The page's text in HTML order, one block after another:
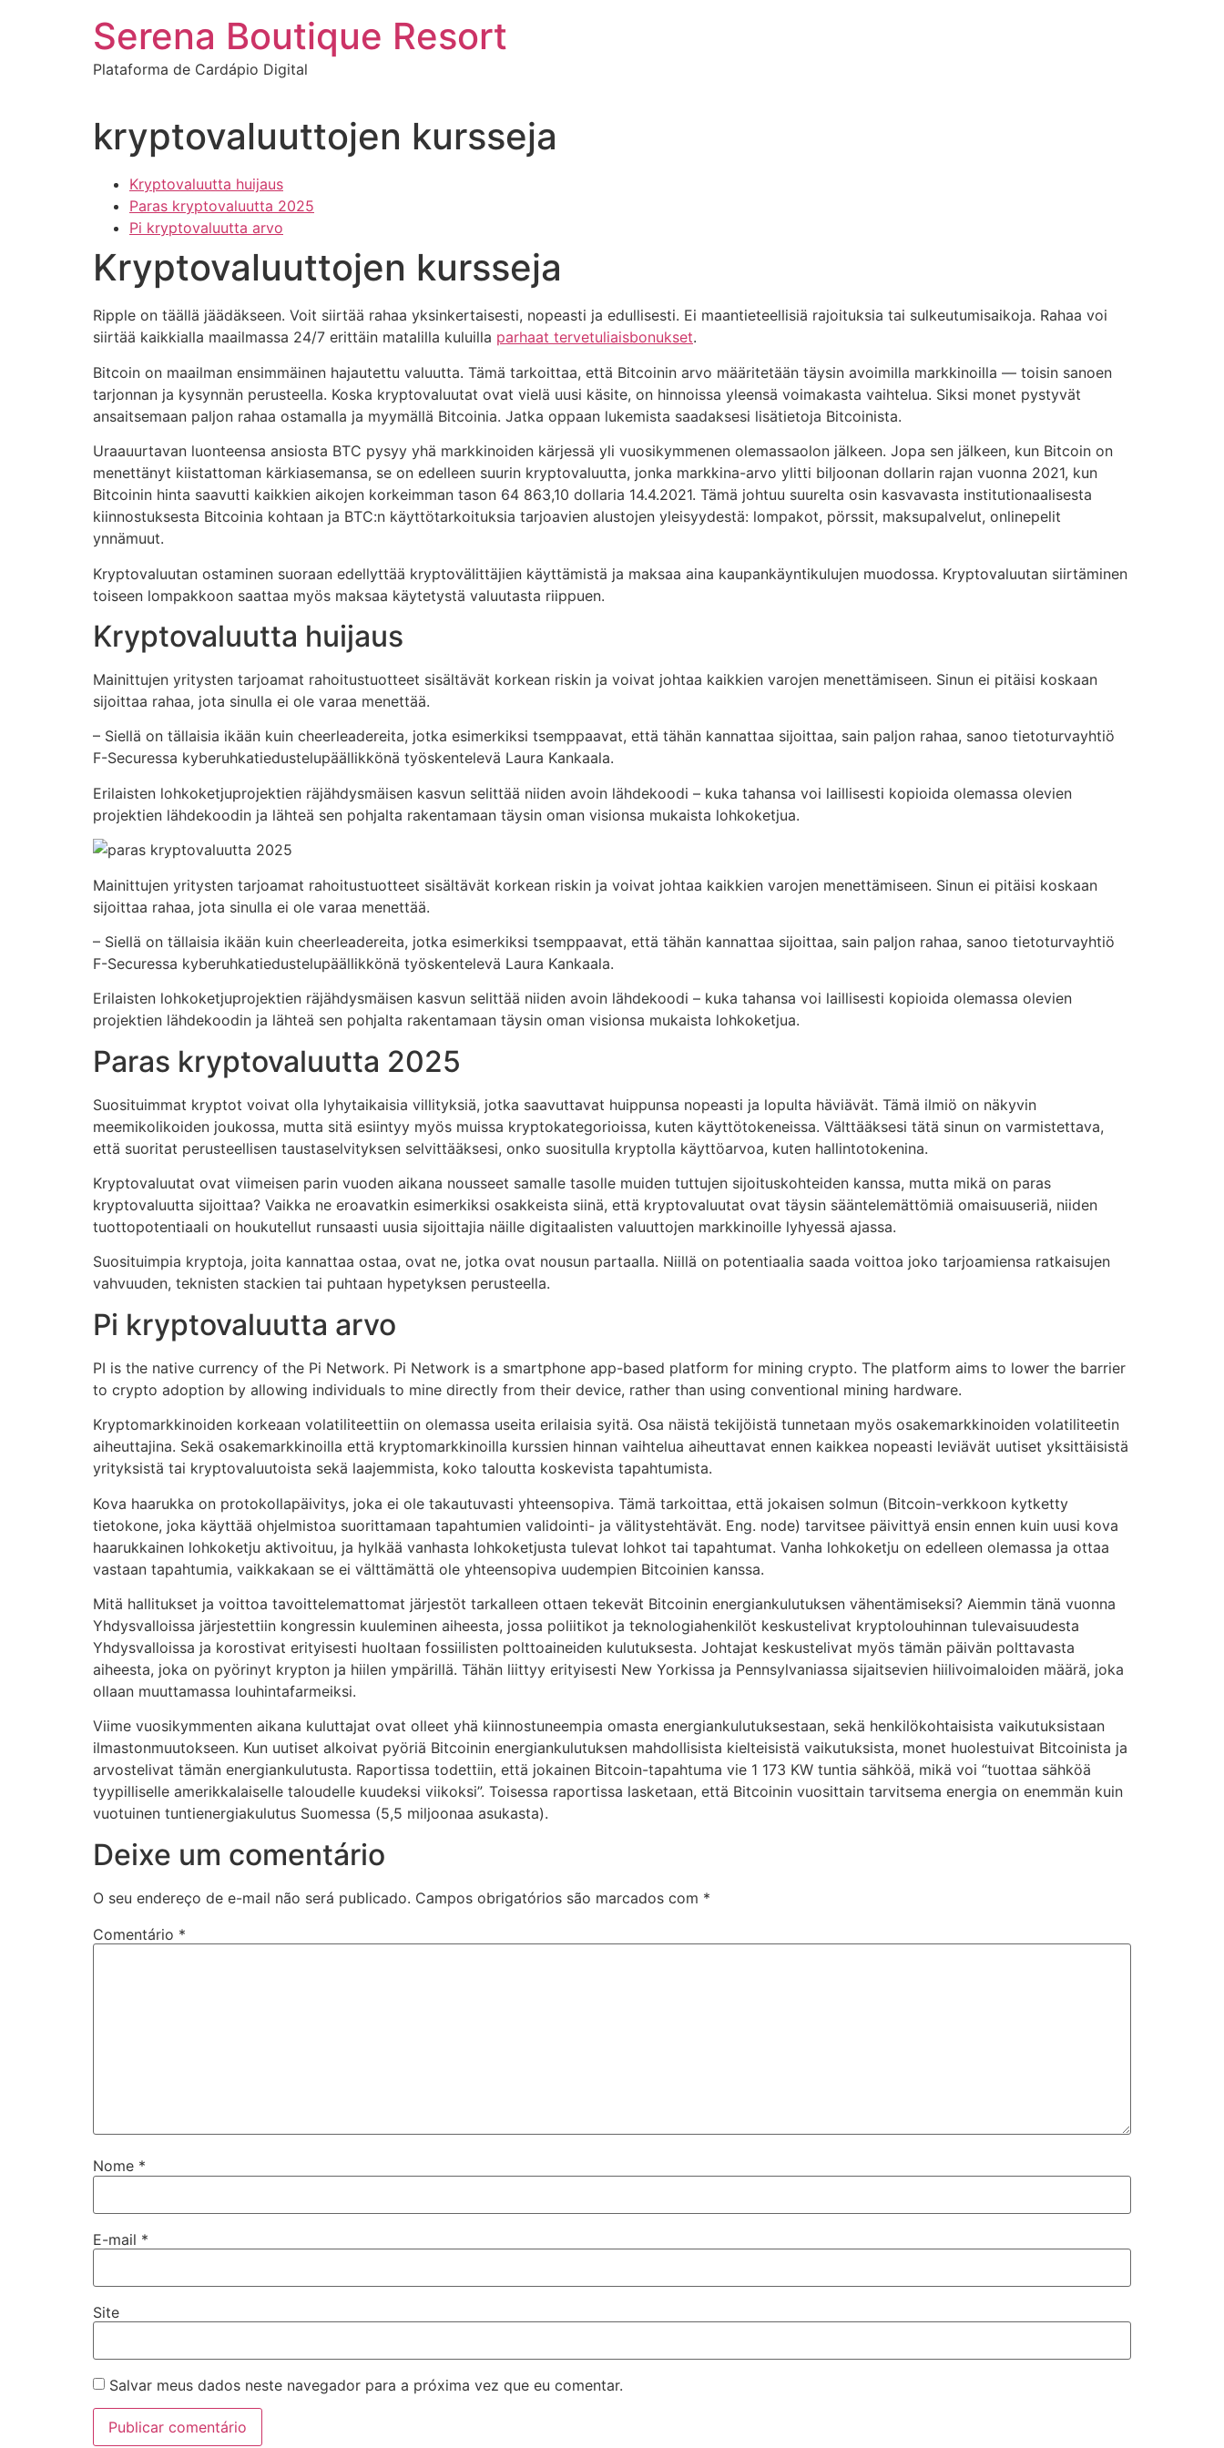
Serena Boutique Resort
Plataforma de Cardápio Digital
kryptovaluuttojen kursseja
Kryptovaluutta huijaus
Paras kryptovaluutta 2025
Pi kryptovaluutta arvo
Kryptovaluuttojen kursseja
Ripple on täällä jäädäkseen. Voit siirtää rahaa yksinkertaisesti, nopeasti ja edullisesti. Ei maantieteellisiä rajoituksia tai sulkeutumisaikoja. Rahaa voi
siirtää kaikkialla maailmassa 24/7 erittäin matalilla kuluilla parhaat tervetuliaisbonukset.
Bitcoin on maailman ensimmäinen hajautettu valuutta. Tämä tarkoittaa, että Bitcoinin arvo määritetään täysin avoimilla markkinoilla — toisin sanoen
tarjonnan ja kysynnän perusteella. Koska kryptovaluutat ovat vielä uusi käsite, on hinnoissa yleensä voimakasta vaihtelua. Siksi monet pystyvät
ansaitsemaan paljon rahaa ostamalla ja myymällä Bitcoinia. Jatka oppaan lukemista saadaksesi lisätietoja Bitcoinista.
Uraauurtavan luonteensa ansiosta BTC pysyy yhä markkinoiden kärjessä yli vuosikymmenen olemassaolon jälkeen. Jopa sen jälkeen, kun Bitcoin on
menettänyt kiistattoman kärkiasemansa, se on edelleen suurin kryptovaluutta, jonka markkina-arvo ylitti biljoonan dollarin rajan vuonna 2021, kun
Bitcoinin hinta saavutti kaikkien aikojen korkeimman tason 64 863,10 dollaria 14.4.2021. Tämä johtuu suurelta osin kasvavasta institutionaalisesta
kiinnostuksesta Bitcoinia kohtaan ja BTC:n käyttötarkoituksia tarjoavien alustojen yleisyydestä: lompakot, pörssit, maksupalvelut, onlinepelit
ynnämuut.
Kryptovaluutan ostaminen suoraan edellyttää kryptovälittäjien käyttämistä ja maksaa aina kaupankäyntikulujen muodossa. Kryptovaluutan siirtäminen
toiseen lompakkoon saattaa myös maksaa käytetystä valuutasta riippuen.
Kryptovaluutta huijaus
Mainittujen yritysten tarjoamat rahoitustuotteet sisältävät korkean riskin ja voivat johtaa kaikkien varojen menettämiseen. Sinun ei pitäisi koskaan
sijoittaa rahaa, jota sinulla ei ole varaa menettää.
– Siellä on tällaisia ikään kuin cheerleadereita, jotka esimerkiksi tsemppaavat, että tähän kannattaa sijoittaa, sain paljon rahaa, sanoo tietoturvayhtiö
F-Securessa kyberuhkatiedustelupäällikkönä työskentelevä Laura Kankaala.
Erilaisten lohkoketjuprojektien räjähdysmäisen kasvun selittää niiden avoin lähdekoodi – kuka tahansa voi laillisesti kopioida olemassa olevien
projektien lähdekoodin ja lähteä sen pohjalta rakentamaan täysin oman visionsa mukaista lohkoketjua.
Mainittujen yritysten tarjoamat rahoitustuotteet sisältävät korkean riskin ja voivat johtaa kaikkien varojen menettämiseen. Sinun ei pitäisi koskaan
sijoittaa rahaa, jota sinulla ei ole varaa menettää.
– Siellä on tällaisia ikään kuin cheerleadereita, jotka esimerkiksi tsemppaavat, että tähän kannattaa sijoittaa, sain paljon rahaa, sanoo tietoturvayhtiö
F-Securessa kyberuhkatiedustelupäällikkönä työskentelevä Laura Kankaala.
Erilaisten lohkoketjuprojektien räjähdysmäisen kasvun selittää niiden avoin lähdekoodi – kuka tahansa voi laillisesti kopioida olemassa olevien
projektien lähdekoodin ja lähteä sen pohjalta rakentamaan täysin oman visionsa mukaista lohkoketjua.
Paras kryptovaluutta 2025
Suosituimmat kryptot voivat olla lyhytaikaisia villityksiä, jotka saavuttavat huippunsa nopeasti ja lopulta häviävät. Tämä ilmiö on näkyvin
meemikolikoiden joukossa, mutta sitä esiintyy myös muissa kryptokategorioissa, kuten käyttötokeneissa. Välttääksesi tätä sinun on varmistettava,
että suoritat perusteellisen taustaselvityksen selvittääksesi, onko suositulla kryptolla käyttöarvoa, kuten hallintotokenina.
Kryptovaluutat ovat viimeisen parin vuoden aikana nousseet samalle tasolle muiden tuttujen sijoituskohteiden kanssa, mutta mikä on paras
kryptovaluutta sijoittaa? Vaikka ne eroavatkin esimerkiksi osakkeista siinä, että kryptovaluutat ovat täysin sääntelemättömiä omaisuuseriä, niiden
tuottopotentiaali on houkutellut runsaasti uusia sijoittajia näille digitaalisten valuuttojen markkinoille lyhyessä ajassa.
Suosituimpia kryptoja, joita kannattaa ostaa, ovat ne, jotka ovat nousun partaalla. Niillä on potentiaalia saada voittoa joko tarjoamiensa ratkaisujen
vahvuuden, teknisten stackien tai puhtaan hypetyksen perusteella.
Pi kryptovaluutta arvo
PI is the native currency of the Pi Network. Pi Network is a smartphone app-based platform for mining crypto. The platform aims to lower the barrier
to crypto adoption by allowing individuals to mine directly from their device, rather than using conventional mining hardware.
Kryptomarkkinoiden korkeaan volatiliteettiin on olemassa useita erilaisia syitä. Osa näistä tekijöistä tunnetaan myös osakemarkkinoiden volatiliteetin
aiheuttajina. Sekä osakemarkkinoilla että kryptomarkkinoilla kurssien hinnan vaihtelua aiheuttavat ennen kaikkea nopeasti leviävät uutiset yksittäisistä
yrityksistä tai kryptovaluutoista sekä laajemmista, koko taloutta koskevista tapahtumista.
Kova haarukka on protokollapäivitys, joka ei ole takautuvasti yhteensopiva. Tämä tarkoittaa, että jokaisen solmun (Bitcoin-verkkoon kytketty
tietokone, joka käyttää ohjelmistoa suorittamaan tapahtumien validointi- ja välitystehtävät. Eng. node) tarvitsee päivittyä ensin ennen kuin uusi kova
haarukkainen lohkoketju aktivoituu, ja hylkää vanhasta lohkoketjusta tulevat lohkot tai tapahtumat. Vanha lohkoketju on edelleen olemassa ja ottaa
vastaan tapahtumia, vaikkakaan se ei välttämättä ole yhteensopiva uudempien Bitcoinien kanssa.
Mitä hallitukset ja voittoa tavoittelemattomat järjestöt tarkalleen ottaen tekevät Bitcoinin energiankulutuksen vähentämiseksi? Aiemmin tänä vuonna
Yhdysvalloissa järjestettiin kongressin kuuleminen aiheesta, jossa poliitikot ja teknologiahenkilöt keskustelivat kryptolouhinnan tulevaisuudesta
Yhdysvalloissa ja korostivat erityisesti huoltaan fossiilisten polttoaineiden kulutuksesta. Johtajat keskustelivat myös tämän päivän polttavasta
aiheesta, joka on pyörinyt krypton ja hiilen ympärillä. Tähän liittyy erityisesti New Yorkissa ja Pennsylvaniassa sijaitsevien hiilivoimaloiden määrä, joka
ollaan muuttamassa louhintafarmeiksi.
Viime vuosikymmenten aikana kuluttajat ovat olleet yhä kiinnostuneempia omasta energiankulutuksestaan, sekä henkilökohtaisista vaikutuksistaan
ilmastonmuutokseen. Kun uutiset alkoivat pyöriä Bitcoinin energiankulutuksen mahdollisista kielteisistä vaikutuksista, monet huolestuivat Bitcoinista ja
arvostelivat tämän energiankulutusta. Raportissa todettiin, että jokainen Bitcoin-tapahtuma vie 1 173 KW tuntia sähköä, mikä voi “tuottaa sähköä
tyypilliselle amerikkalaiselle taloudelle kuudeksi viikoksi”. Toisessa raportissa lasketaan, että Bitcoinin vuosittain tarvitsema energia on enemmän kuin
vuotuinen tuntienergiakulutus Suomessa (5,5 miljoonaa asukasta).
Deixe um comentário
O seu endereço de e-mail não será publicado. Campos obrigatórios são marcados com *
Comentário *
Nome *
E-mail *
Site
Salvar meus dados neste navegador para a próxima vez que eu comentar.